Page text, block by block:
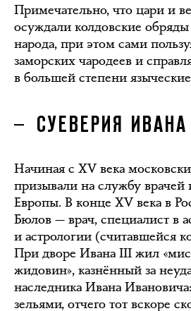
Примечательно, что цари и
осуждали колдовские обряды
народа, при этом сами
заморских чародеев и
в большей степени
СУЕВЕРИЯ
Начиная с XV века
призывали на службу врачей
Европы. В конце XV века в
Бюлов — врач, специалист в
и астрологии (считавшейся
При дворе Ивана III жил
жидовин», казнённый за
наследника Ивана
зельями, отчего тот вскоре